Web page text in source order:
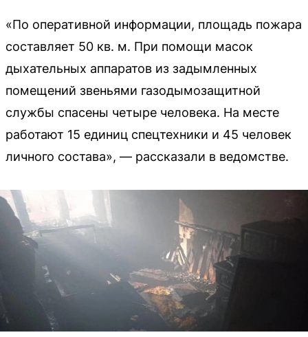
«По оперативной информации, площадь пожара
составляет 50 кв. м. При помощи масок
дыхательных аппаратов из задымленных
помещений звеньями газодымозащитной
службы спасены четыре человека. На месте
работают 15 единиц спецтехники и 45 человек
личного состава», — рассказали в ведомстве.